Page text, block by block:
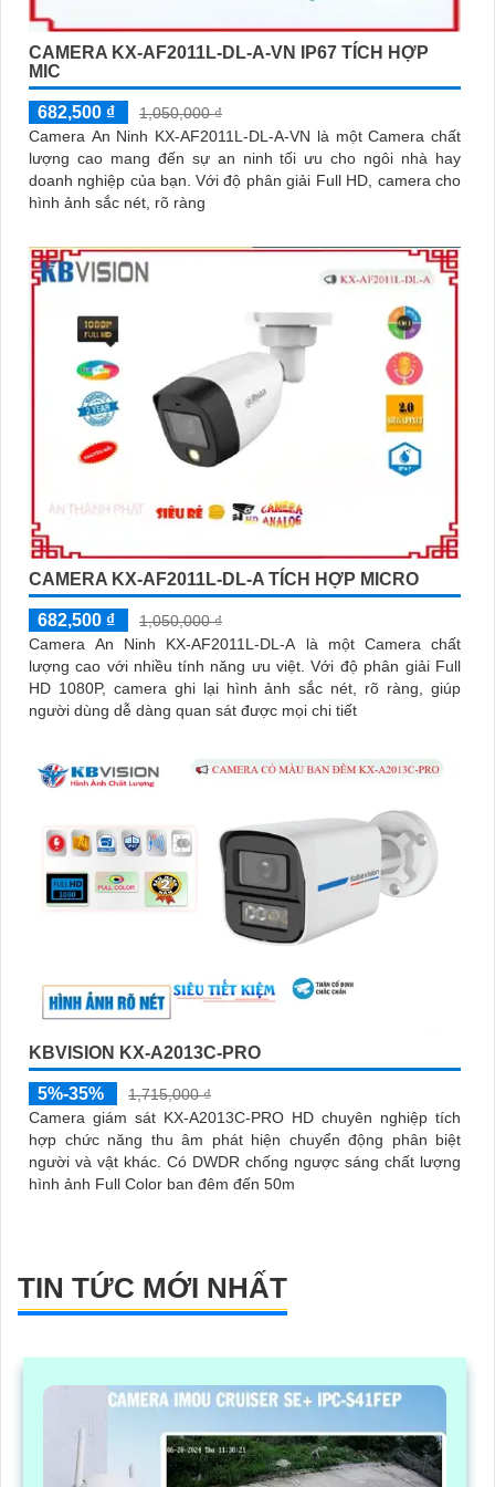
CAMERA KX-AF2011L-DL-A-VN IP67 TÍCH HỢP
MIC
682,500 ₫
1,050,000 ₫
Camera An Ninh KX-AF2011L-DL-A-VN là một Camera chất
lượng cao mang đến sự an ninh tối ưu cho ngôi nhà hay
doanh nghiệp của bạn. Với độ phân giải Full HD, camera cho
hình ảnh sắc nét, rõ ràng
CAMERA KX-AF2011L-DL-A TÍCH HỢP MICRO
682,500 ₫
1,050,000 ₫
Camera An Ninh KX-AF2011L-DL-A là một Camera chất
lượng cao với nhiều tính năng ưu việt. Với độ phân giải Full
HD 1080P, camera ghi lại hình ảnh sắc nét, rõ ràng, giúp
người dùng dễ dàng quan sát được mọi chi tiết
KBVISION KX-A2013C-PRO
5%-35%
1,715,000 ₫
Camera giám sát KX-A2013C-PRO HD chuyên nghiệp tích
hợp chức năng thu âm phát hiện chuyển động phân biệt
người và vật khác. Có DWDR chống ngược sáng chất lượng
hình ảnh Full Color ban đêm đến 50m
TIN TỨC MỚI NHẤT